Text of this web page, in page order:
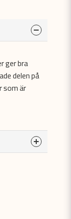
ger bra
delen på
som är